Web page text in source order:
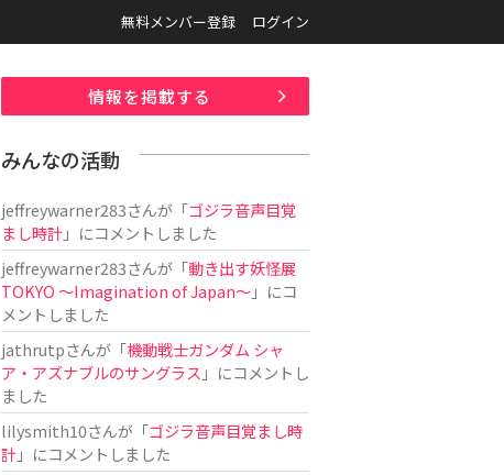
無料メンバー登録 ログイン
情報を掲載する
みんなの活動
jeffreywarner283さんが「ゴジラ音声目覚
まし時計」にコメントしました
jeffreywarner283さんが「動き出す妖怪展
TOKYO 〜Imagination of Japan〜」にコ
メントしました
jathrutpさんが「機動戦士ガンダム シャ
ア・アズナブルのサングラス 」にコメントし
ました
lilysmith10さんが「ゴジラ音声目覚まし時
計」にコメントしました